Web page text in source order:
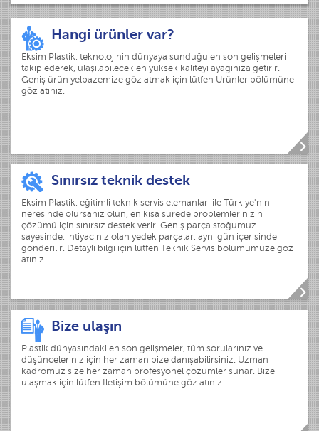
Hangi ürünler var?
Eksim Plastik, teknolojinin dünyaya sunduğu en son gelişmeleri
takip ederek, ulaşılabilecek en yüksek kaliteyi ayağınıza getirir.
Geniş ürün yelpazemize göz atmak için lütfen Ürünler bölümüne
göz atınız.
Sınırsız teknik destek
Eksim Plastik, eğitimli teknik servis elemanları ile Türkiye'nin
neresinde olursanız olun, en kısa sürede problemlerinizin
çözümü için sınırsız destek verir. Geniş parça stoğumuz
sayesinde, ihtiyacınız olan yedek parçalar, aynı gün içerisinde
gönderilir. Detaylı bilgi için lütfen Teknik Servis bölümümüze göz
atınız.
Bize ulaşın
Plastik dünyasındaki en son gelişmeler, tüm sorularınız ve
düşünceleriniz için her zaman bize danışabilirsiniz. Uzman
kadromuz size her zaman profesyonel çözümler sunar. Bize
ulaşmak için lütfen İletişim bölümüne göz atınız.